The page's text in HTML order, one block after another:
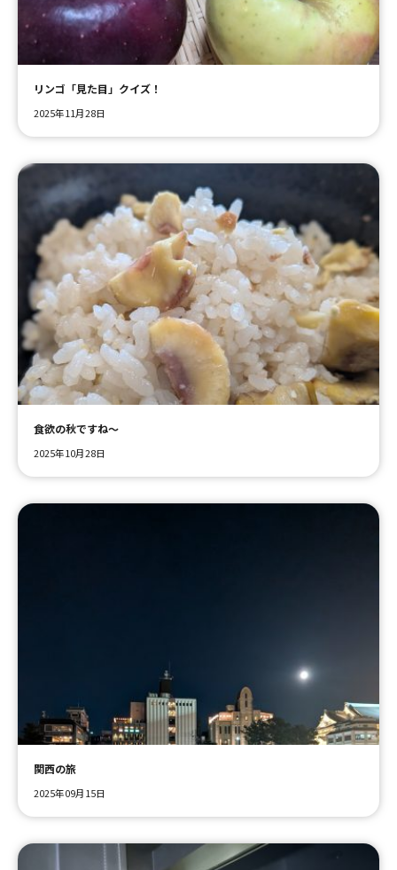
リンゴ「見た目」クイズ！
2025年11月28日
食欲の秋ですね～
2025年10月28日
関西の旅
2025年09月15日